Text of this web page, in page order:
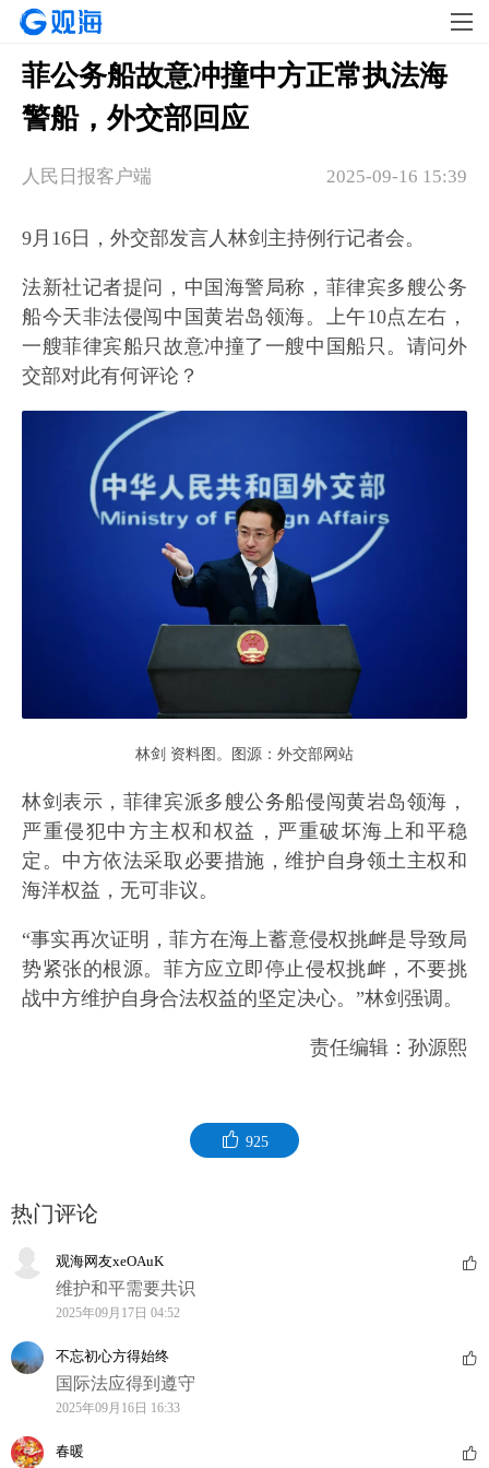
菲公务船故意冲撞中方正常执法海
警船，外交部回应
2025-09-16 15:39
人民日报客户端
9月16日，外交部发言人林剑主持例行记者会。
法新社记者提问，中国海警局称，菲律宾多艘公务
船今天非法侵闯中国黄岩岛领海。上午10点左右，
一艘菲律宾船只故意冲撞了一艘中国船只。请问外
交部对此有何评论？
林剑 资料图。图源：外交部网站
林剑表示，菲律宾派多艘公务船侵闯黄岩岛领海，
严重侵犯中方主权和权益，严重破坏海上和平稳
定。中方依法采取必要措施，维护自身领土主权和
海洋权益，无可非议。
“事实再次证明，菲方在海上蓄意侵权挑衅是导致局
势紧张的根源。菲方应立即停止侵权挑衅，不要挑
战中方维护自身合法权益的坚定决心。”林剑强调。
责任编辑：孙源熙
925
热门评论
观海网友xeOAuK
维护和平需要共识
2025年09月17日 04:52
不忘初心方得始终
国际法应得到遵守
2025年09月16日 16:33
春暖